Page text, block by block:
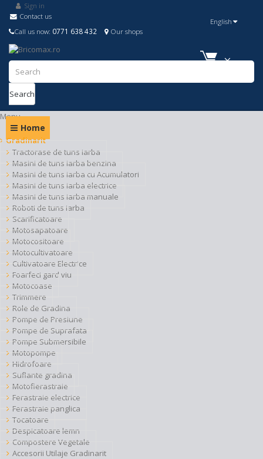
Sign in
English
Contact us
Call us now: 0771 638 432 Our shops
Search
Menu
Home
Gradinarit
Tractorase de tuns iarba
Masini de tuns iarba benzina
Masini de tuns iarba cu Acumulatori
Masini de tuns iarba electrice
Masini de tuns iarba manuale
Roboti de tuns iarba
Scarificatoare
Motosapatoare
Motocositoare
Motocultivatoare
Cultivatoare Electrice
Foarfeci gard viu
Motocoase
Trimmere
Role de Gradina
Pompe de Presiune
Pompe de Suprafata
Pompe Submersibile
Motopompe
Hidrofoare
Suflante gradina
Motofierastraie
Ferastraie electrice
Ferastraie panglica
Tocatoare
Despicatoare lemn
Compostere Vegetale
Accesorii Utilaje Gradinarit